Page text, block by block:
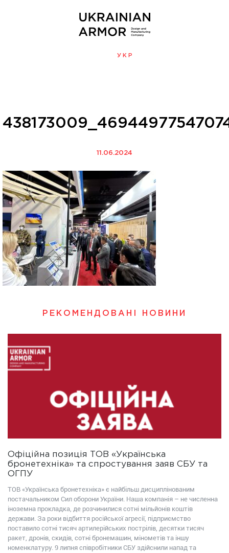
УКР
11.06.2024
РЕКОМЕНДОВАНІ НОВИНИ
Офіційна позиція ТОВ «Українська
бронетехніка» та спростування заяв СБУ та
ОГПУ
ТОВ «Українська бронетехніка» є найбільш дисциплінованим
постачальником Сил оборони України. Наша компанія – не численна
іноземна прокладка, де розчинилися сотні мільйонів коштів
держави. За роки відбиття російської агресії, підприємство
поставило сотні тисяч артилерійських пострілів, десятки тисяч
ракет, дронів, скидів, сотні бронемашин, мінометів та іншу
номенклатуру. 9 липня співробітники СБУ здійснили напад та